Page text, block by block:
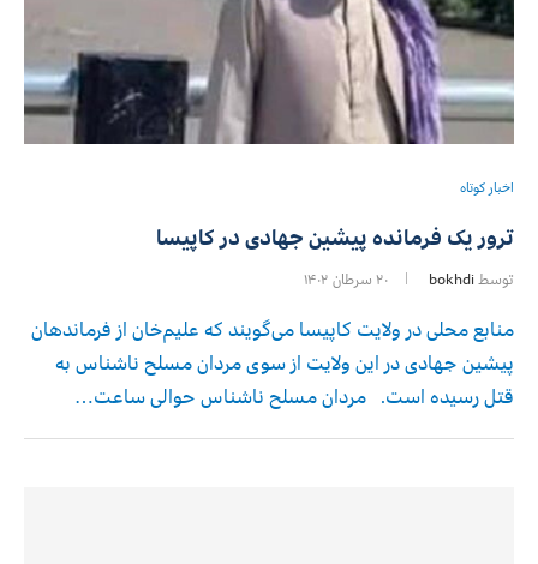
اخبار کوتاه
ترور یک فرمانده پیشین جهادی در کاپیسا
توسط bokhdi ۲۰ سرطان ۱۴۰۲
منابع محلی در ولایت کاپیسا می‌گویند که علیم‌خان از فرماندهان
پیشین جهادی در این ولایت از سوی مردان مسلح ناشناس به
قتل رسیده است. مردان مسلح ناشناس حوالی ساعت…